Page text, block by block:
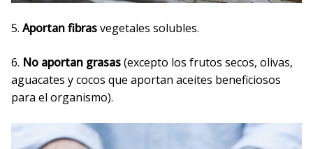
5. Aportan fibrasvegetales solubles.
6. No aportan grasas(excepto los frutos secos, olivas,
aguacates y cocos que aportan aceites beneficiosos
para el organismo).